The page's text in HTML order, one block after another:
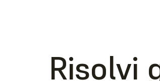
Risolvi